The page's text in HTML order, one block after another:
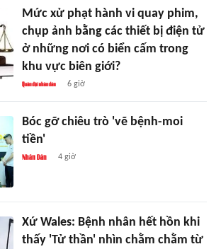
Mức xử phạt hành vi quay phim,
chụp ảnh bằng các thiết bị điện tử
ở những nơi có biển cấm trong
khu vực biên giới?
6 giờ
Bóc gỡ chiêu trò 'vẽ bệnh-moi
tiền'
4 giờ
Xứ Wales: Bệnh nhân hết hồn khi
thấy 'Tử thần' nhìn chằm chằm từ